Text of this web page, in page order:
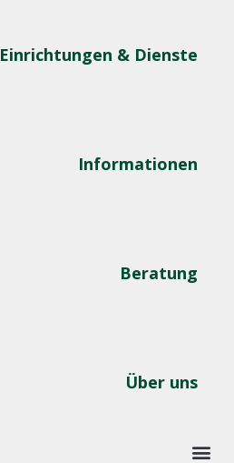
Einrichtungen & Dienste
Informationen
Beratung
Über uns